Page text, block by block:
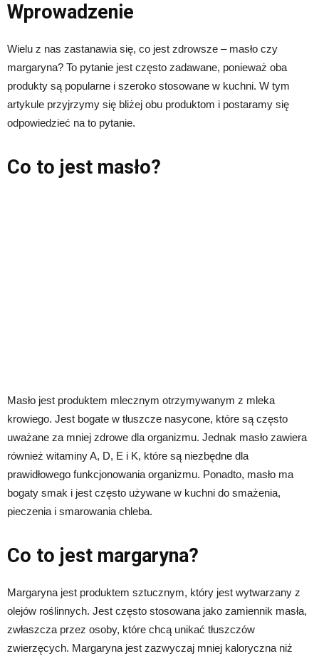
Wprowadzenie
Wielu z nas zastanawia się, co jest zdrowsze – masło czy
margaryna? To pytanie jest często zadawane, ponieważ oba
produkty są popularne i szeroko stosowane w kuchni. W tym
artykule przyjrzymy się bliżej obu produktom i postaramy się
odpowiedzieć na to pytanie.
Co to jest masło?
Masło jest produktem mlecznym otrzymywanym z mleka
krowiego. Jest bogate w tłuszcze nasycone, które są często
uważane za mniej zdrowe dla organizmu. Jednak masło zawiera
również witaminy A, D, E i K, które są niezbędne dla
prawidłowego funkcjonowania organizmu. Ponadto, masło ma
bogaty smak i jest często używane w kuchni do smażenia,
pieczenia i smarowania chleba.
Co to jest margaryna?
Margaryna jest produktem sztucznym, który jest wytwarzany z
olejów roślinnych. Jest często stosowana jako zamiennik masła,
zwłaszcza przez osoby, które chcą unikać tłuszczów
zwierzęcych. Margaryna jest zazwyczaj mniej kaloryczna niż